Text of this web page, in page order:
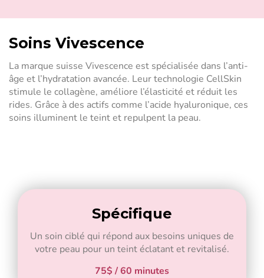
Soins Vivescence
La marque suisse Vivescence est spécialisée dans l’anti-
âge et l’hydratation avancée. Leur technologie CellSkin
stimule le collagène, améliore l’élasticité et réduit les
rides. Grâce à des actifs comme l’acide hyaluronique, ces
soins illuminent le teint et repulpent la peau.
Spécifique
Un soin ciblé qui répond aux besoins uniques de
votre peau pour un teint éclatant et revitalisé.
75$ / 60 minutes